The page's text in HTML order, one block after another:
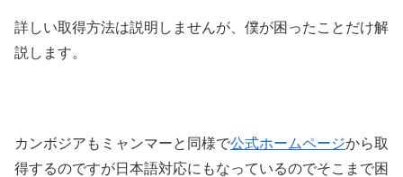
詳しい取得方法は説明しませんが、僕が困ったことだけ解
説します。
カンボジアもミャンマーと同様で公式ホームページから取
得するのですが日本語対応にもなっているのでそこまで困